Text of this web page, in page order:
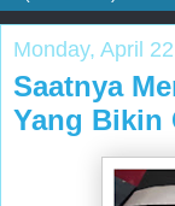
Monday, April
Saatnya
Yang Bikin